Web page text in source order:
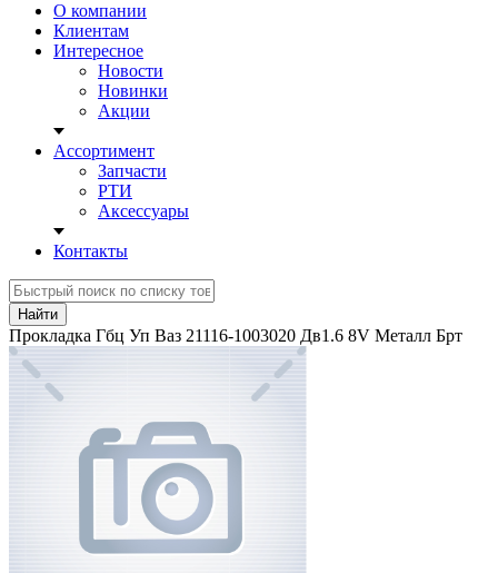
О компании
Клиентам
Интересное
Новости
Новинки
Акции
Ассортимент
Запчасти
РТИ
Аксессуары
Контакты
Найти
Прокладка Гбц Уп Ваз 21116-1003020 Дв1.6 8V Металл Брт